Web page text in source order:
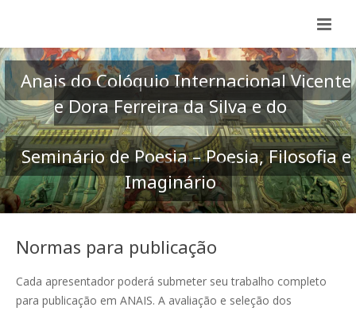
Anais do Colóquio Internacional Vicente
e Dora Ferreira da Silva e do
Seminário de Poesia – Poesia, Filosofia e
Imaginário
Normas para publicação
Cada apresentador poderá submeter seu trabalho completo
para publicação em ANAIS. A avaliação e seleção dos